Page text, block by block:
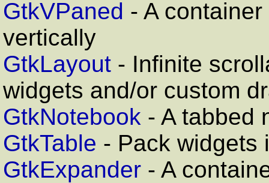
GtkVPaned - A
vertically
GtkLayout - Infinite
widgets and/or custom
GtkNotebook - A tabbed
GtkTable - Pack widgets
GtkExpander - A